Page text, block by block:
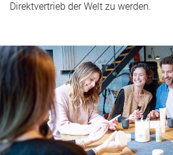
Direktvertrieb der Welt zu werden.